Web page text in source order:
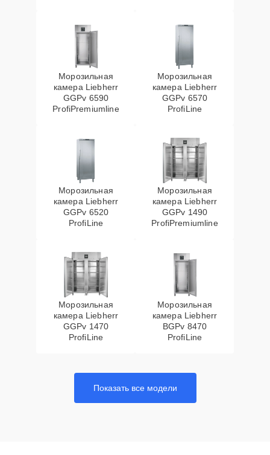
Морозильная
камера Liebherr
GGPv 6590
ProfiPremiumline
Морозильная
камера Liebherr
GGPv 6570
ProfiLine
Морозильная
камера Liebherr
GGPv 6520
ProfiLine
Морозильная
камера Liebherr
GGPv 1490
ProfiPremiumline
Морозильная
камера Liebherr
GGPv 1470
ProfiLine
Морозильная
камера Liebherr
BGPv 8470
ProfiLine
Показать все модели